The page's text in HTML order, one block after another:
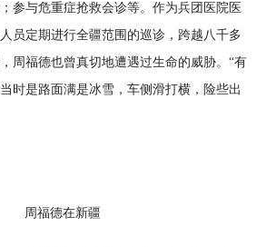
参与危重症抢救会诊等。作为兵团医院医
员定期进行全疆范围的巡诊，跨越八千多
周福德也曾真切地遭遇过生命的威胁。“有
时是路面满是冰雪，车侧滑打横，险些出
周福德在新疆